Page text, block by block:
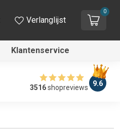
Verlanglijst
0
Klantenservice
3516shopreviews 9.6